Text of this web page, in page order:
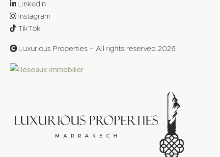
LinkedIn
Instagram
TikTok
Luxurious Properties – All rights reserved 2026